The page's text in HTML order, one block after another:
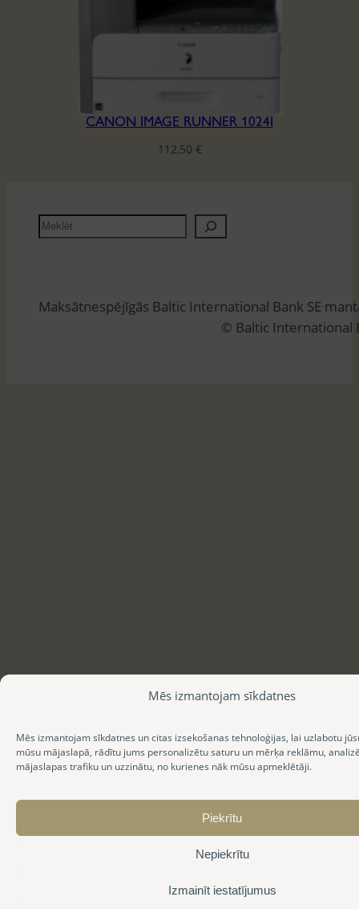
Mēs izmantojam sīkdatnes
Mēs izmantojam sīkdatnes un citas izsekošanas tehnoloģijas, lai uzlabotu
mūsu mājaslapā, rādītu jums personalizētu saturu un mērķa reklāmu,
mājaslapas trafiku un uzzinātu, no kurienes nāk mūsu apmeklētāji.
Piekrītu
Nepiekrītu
Izmainīt iestatījumus
CANON IMAGE RUNNER 1024I
112,50 €
M
e
ē
Maksātnespējīgās Baltic International Bank SE
© Baltic International